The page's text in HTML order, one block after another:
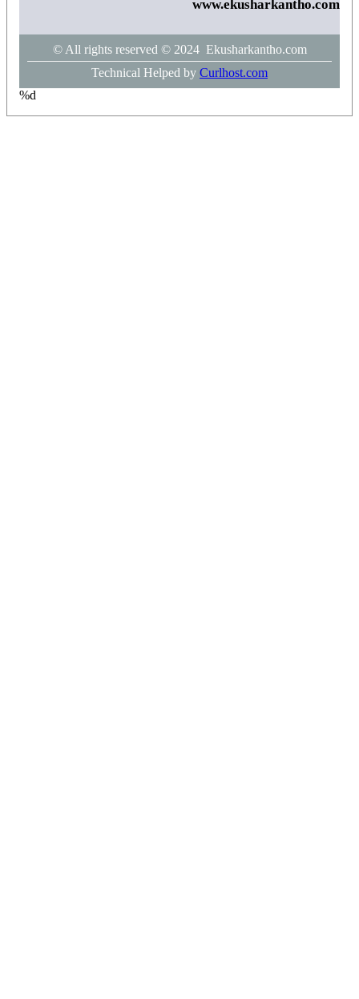
www.ekusharkantho.com
© All rights reserved © 2024 Ekusharkantho.com
Technical Helped by Curlhost.com
%d